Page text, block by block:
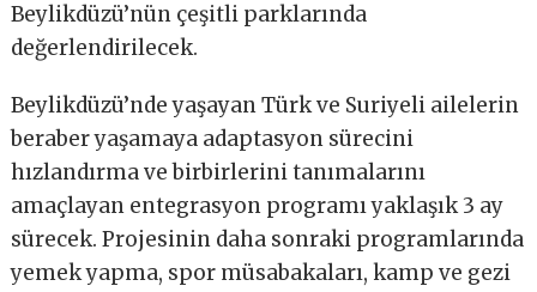
Beylikdüzü’nün çeşitli parklarında
değerlendirilecek.
Beylikdüzü’nde yaşayan Türk ve Suriyeli ailelerin
beraber yaşamaya adaptasyon sürecini
hızlandırma ve birbirlerini tanımalarını
amaçlayan entegrasyon programı yaklaşık 3 ay
sürecek. Projesinin daha sonraki programlarında
yemek yapma, spor müsabakaları, kamp ve gezi